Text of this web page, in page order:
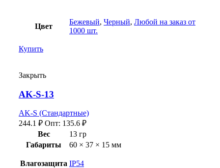
Цвет
Бежевый, Черный, Любой на заказ от
1000 шт.
Купить
Закрыть
AK-S-13
AK-S (Стандартные)
244.1 ₽ Опт: 135.6 ₽
Вес
13 гр
Габариты
60 × 37 × 15 мм
Влагозащита IP54